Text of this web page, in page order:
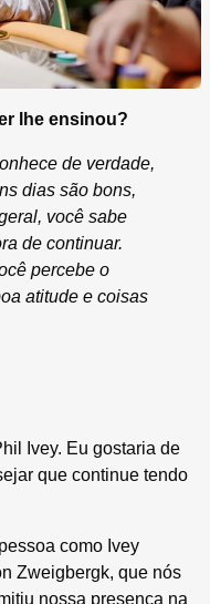
lhe ensinou?
de verdade,
dias são bons,
você sabe
de continuar.
percebe o
atitude e coisas
Ivey. Eu gostaria de
que continue tendo
como Ivey
Zweigbergk, que nós
nossa presença na